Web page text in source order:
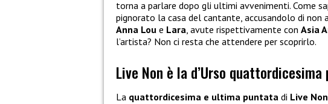
torna a parlare dopo gli ultimi avvenimenti. Come
pignorato la casa del cantante, accusandolo di
Anna Lou e Lara, avute rispettivamente con Asia
l’artista? Non ci resta che attendere per scoprirlo.
Live Non è la d’Urso
La quattordicesima e ultima puntata di Live